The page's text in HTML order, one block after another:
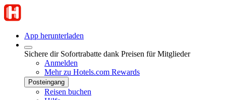
App herunterladen
Sichere dir Sofortrabatte dank Preisen für Mitglieder
Anmelden
Mehr zu Hotels.com Rewards
Posteingang
Reisen buchen